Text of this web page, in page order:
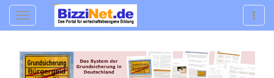
Navigation